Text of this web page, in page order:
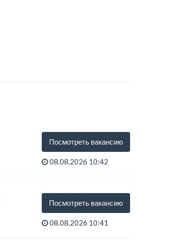
Посмотреть вакансию
08.08.2026 10:42
Посмотреть вакансию
08.08.2026 10:41